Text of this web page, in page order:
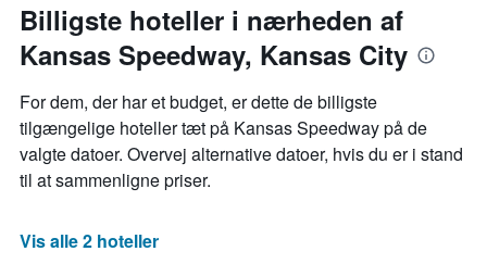
i
ugen
Diagrammet
har
x-
akse,
der
viser
ugedagene.
har
Billigste hoteller i nærheden af
Kansas Speedway, Kansas City
For dem, der har et budget, er dette de billigste
tilgængelige hoteller tæt på Kansas Speedway på de
valgte datoer. Overvej alternative datoer, hvis du er i stand
til at sammenligne priser.
Vis alle 2 hoteller